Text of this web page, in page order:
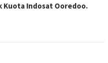
Kuota Indosat Ooredoo.